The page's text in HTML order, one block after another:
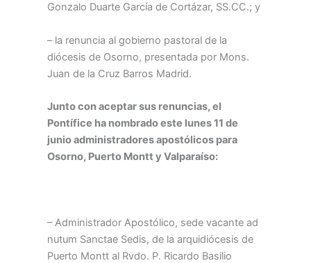
Gonzalo Duarte García de Cortázar, SS.CC.; y
– la renuncia al gobierno pastoral de la
diócesis de Osorno, presentada por Mons.
Juan de la Cruz Barros Madrid.
Junto con aceptar sus renuncias, el
Pontífice ha nombrado este lunes 11 de
junio administradores apostólicos para
Osorno, Puerto Montt y Valparaíso:
– Administrador Apostólico, sede vacante ad
nutum Sanctae Sedis, de la arquidiócesis de
Puerto Montt al Rvdo. P. Ricardo Basilio